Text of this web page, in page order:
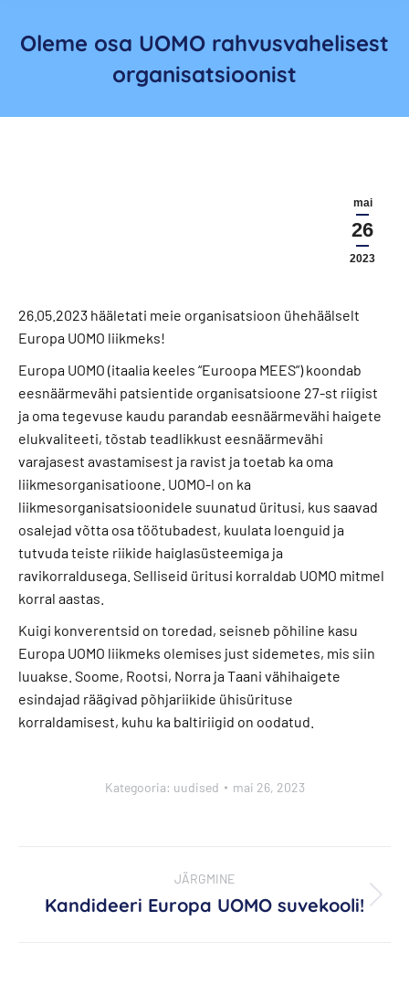
Oleme osa UOMO rahvusvahelisest
organisatsioonist
mai
26
2023
26.05.2023 hääletati meie organisatsioon ühehäälselt
Europa UOMO liikmeks!
Europa UOMO (itaalia keeles “Euroopa MEES”) koondab
eesnäärmevähi patsientide organisatsioone 27-st riigist
ja oma tegevuse kaudu parandab eesnäärmevähi haigete
elukvaliteeti, tõstab teadlikkust eesnäärmevähi
varajasest avastamisest ja ravist ja toetab ka oma
liikmesorganisatioone. UOMO-l on ka
liikmesorganisatsioonidele suunatud üritusi, kus saavad
osalejad võtta osa töötubadest, kuulata loenguid ja
tutvuda teiste riikide haiglasüsteemiga ja
ravikorraldusega. Selliseid üritusi korraldab UOMO mitmel
korral aastas.
Kuigi konverentsid on toredad, seisneb põhiline kasu
Europa UOMO liikmeks olemises just sidemetes, mis siin
luuakse. Soome, Rootsi, Norra ja Taani vähihaigete
esindajad räägivad põhjariikide ühisürituse
korraldamisest, kuhu ka baltiriigid on oodatud.
Kategooria: uudised mai 26, 2023
navigation
JÄRGMINE
Next
Kandideeri Europa UOMO suvekooli!